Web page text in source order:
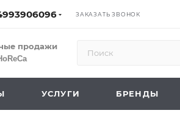
ЗАКАЗАТЬ ЗВОНОК
продажи
УСЛУГИ БРЕНДЫ